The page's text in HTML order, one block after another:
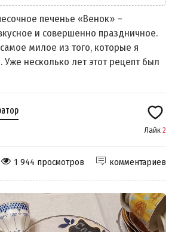
печенье «Венок» –
и совершенно праздничное.
милое из того, которые я
Уже несколько лет этот рецепт был
Лайк 2
комментариев
1 944 просмотров